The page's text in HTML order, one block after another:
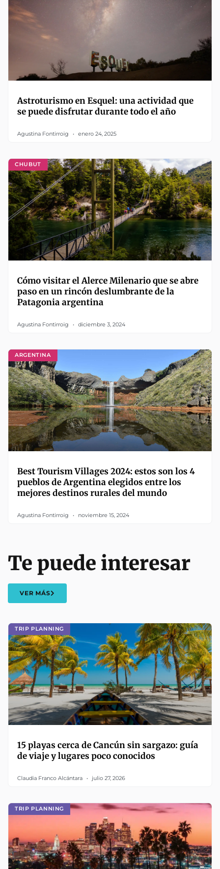
Astroturismo en Esquel: una actividad que
se puede disfrutar durante todo el año
Agustina Fontirroig enero 24, 2025
CHUBUT
Cómo visitar el Alerce Milenario que se abre
paso en un rincón deslumbrante de la
Patagonia argentina
Agustina Fontirroig diciembre 3, 2024
ARGENTINA
Best Tourism Villages 2024: estos son los 4
pueblos de Argentina elegidos entre los
mejores destinos rurales del mundo
Agustina Fontirroig noviembre 15, 2024
TRIP PLANNING
15 playas cerca de Cancún sin sargazo: guía
de viaje y lugares poco conocidos
Claudia Franco Alcántara julio 27, 2026
TRIP PLANNING
Te puede interesar
VER MÁS